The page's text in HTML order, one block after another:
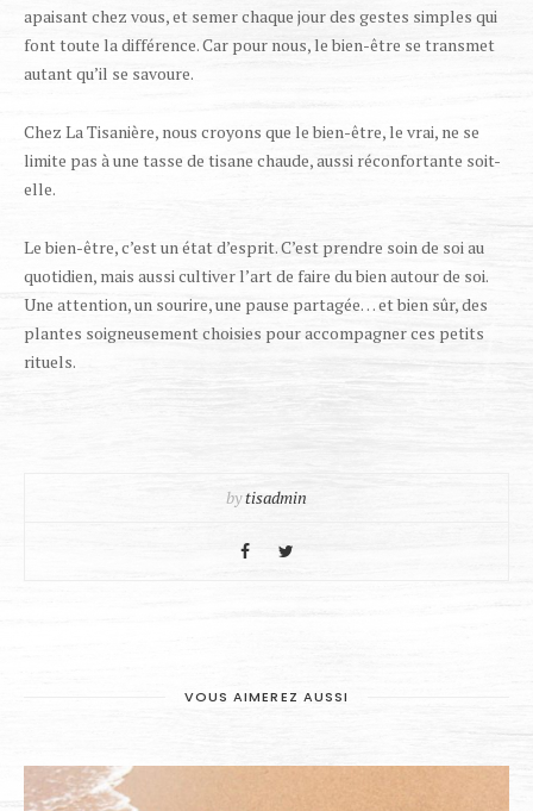
apaisant chez vous, et semer chaque jour des gestes simples qui
font toute la différence. Car pour nous, le bien-être se transmet
autant qu’il se savoure.
Chez La Tisanière, nous croyons que le bien-être, le vrai, ne se
limite pas à une tasse de tisane chaude, aussi réconfortante soit-
elle.
Le bien-être, c’est un état d’esprit. C’est prendre soin de soi au
quotidien, mais aussi cultiver l’art de faire du bien autour de soi.
Une attention, un sourire, une pause partagée… et bien sûr, des
plantes soigneusement choisies pour accompagner ces petits
rituels.
bytisadmin
VOUS AIMEREZ AUSSI